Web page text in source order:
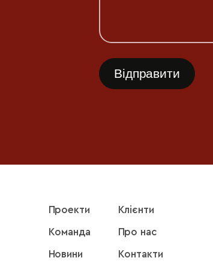
Проекти Клієнти
Команда Про нас
Новини Контакти